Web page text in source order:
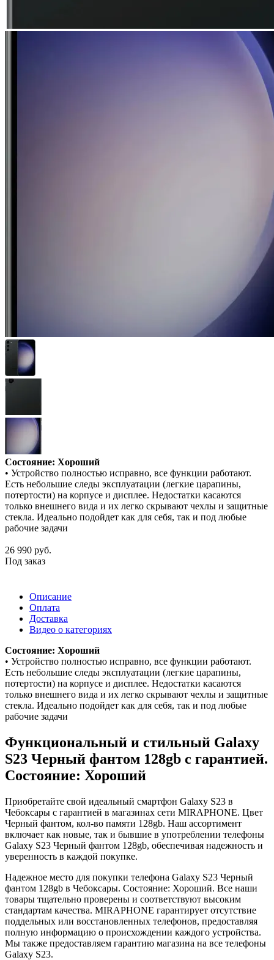
Состояние: Хороший
• Устройство полностью исправно, все функции работают.
Есть небольшие следы эксплуатации (легкие царапины,
потертости) на корпусе и дисплее. Недостатки касаются
только внешнего вида и их легко скрывают чехлы и защитные
стекла. Идеально подойдет как для себя, так и под любые
рабочие задачи
26 990 руб.
Под заказ
Описание
Оплата
Доставка
Видео о категориях
Состояние: Хороший
• Устройство полностью исправно, все функции работают.
Есть небольшие следы эксплуатации (легкие царапины,
потертости) на корпусе и дисплее. Недостатки касаются
только внешнего вида и их легко скрывают чехлы и защитные
стекла. Идеально подойдет как для себя, так и под любые
рабочие задачи
Функциональный и стильный Galaxy
S23 Черный фантом 128gb с гарантией.
Состояние: Хороший
Приобретайте свой идеальный смартфон Galaxy S23 в
Чебоксары с гарантией в магазинах сети MIRAPHONE. Цвет
Черный фантом, кол-во памяти 128gb. Наш ассортимент
включает как новые, так и бывшие в употреблении телефоны
Galaxy S23 Черный фантом 128gb, обеспечивая надежность и
уверенность в каждой покупке.
Надежное место для покупки телефона Galaxy S23 Черный
фантом 128gb в Чебоксары. Состояние: Хороший. Все наши
товары тщательно проверены и соответствуют высоким
стандартам качества. MIRAPHONE гарантирует отсутствие
поддельных или восстановленных телефонов, предоставляя
полную информацию о происхождении каждого устройства.
Мы также предоставляем гарантию магазина на все телефоны
Galaxy S23.